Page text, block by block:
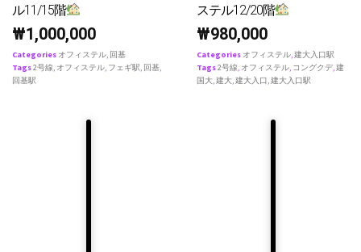
ル11/15階
₩1,000,000
Categories オフィステル, 回基
Tags2号線, オフィステル, フェギ駅, 回基,
回基駅
ステル12/20階
₩980,000
Categories オフィステル,建大入口駅
Tags2号線, オフィステル, コングクデ,建
国大,建大,建大入口,建大入口駅